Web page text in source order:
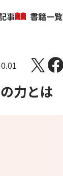
事 書籍一覧
力とは